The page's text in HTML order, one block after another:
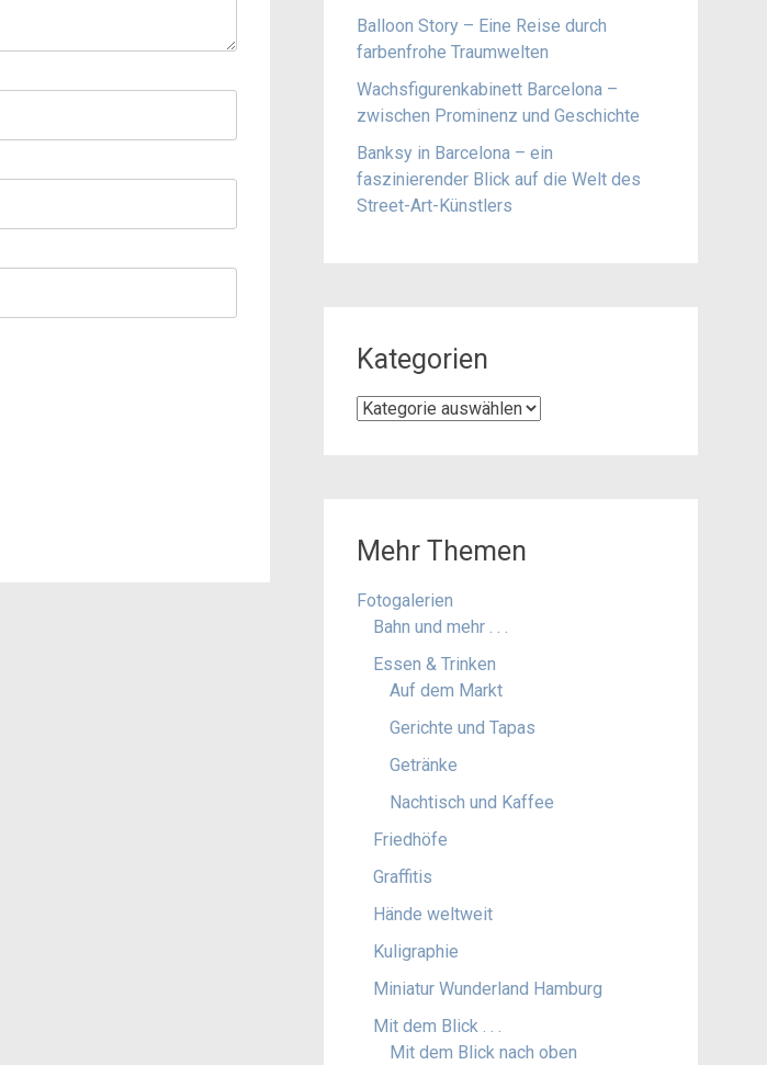
Balloon Story – Eine Reise durch
farbenfrohe Traumwelten
Wachsfigurenkabinett Barcelona –
zwischen Prominenz und Geschichte
Banksy in Barcelona – ein
faszinierender Blick auf die Welt des
Street-Art-Künstlers
Kategorien
Kategorien
Mehr Themen
Fotogalerien
Bahn und mehr . . .
Essen & Trinken
Auf dem Markt
Gerichte und Tapas
Getränke
Nachtisch und Kaffee
Friedhöfe
Graffitis
Hände weltweit
Kuligraphie
Miniatur Wunderland Hamburg
Mit dem Blick . . .
Mit dem Blick nach oben